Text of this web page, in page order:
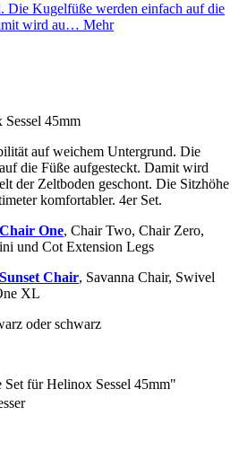
Die Kugelfüße werden einfach auf die
wird au… Mehr
45mm
auf weichem Untergrund. Die
die Füße aufgesteckt. Damit wird
der Zeltboden geschont. Die Sitzhöhe
komfortabler. 4er Set.
Chair One, Chair Two, Chair Zero,
und Cot Extension Legs
Sunset Chair, Savanna Chair, Swivel
XL
oder schwarz
für Helinox Sessel 45mm"